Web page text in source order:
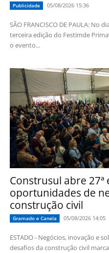
Publicidade 05/08/2026 15:36
SÃO FRANCISCO DE PAULA: No
terceira edição do Festimde
o evento...
Construsul abre
oportunidades de
construção civil
Gramado e Canela 05/08/2026 14:05
ESTADO - Negócios, inovação e
desafios da construção civil